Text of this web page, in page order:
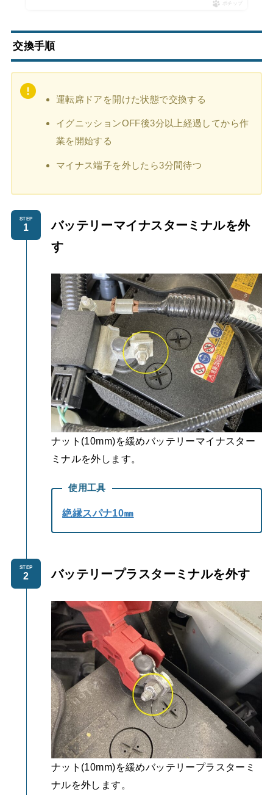
ポチップ
交換手順
運転席ドアを開けた状態で交換する
イグニッションOFF後3分以上経過してから作
業を開始する
マイナス端子を外したら3分間待つ
STEP
バッテリーマイナスターミナルを外
す
ナット(10mm)を緩めバッテリーマイナスター
ミナルを外します。
使用工具
絶縁スパナ10㎜
STEP バッテリープラスターミナルを外す
ナット(10mm)を緩めバッテリープラスターミ
ナルを外します。